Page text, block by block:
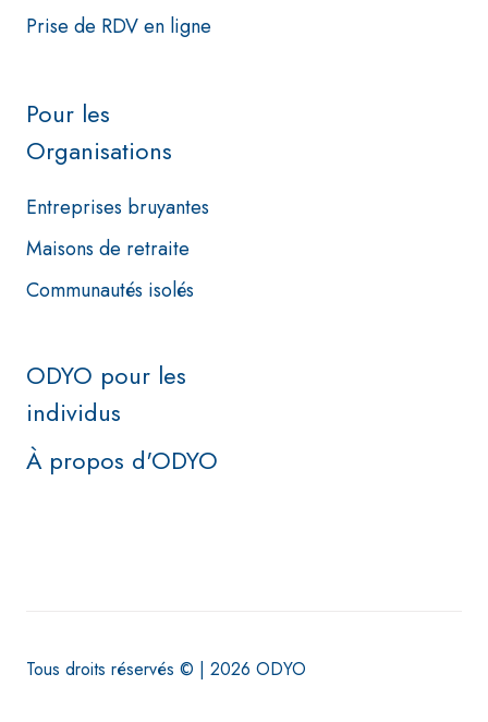
Prise de RDV en ligne
Pour les
Organisations
Entreprises bruyantes
Maisons de retraite
Communautés isolés
ODYO pour les
individus
À propos d'ODYO
Tous droits réservés © | 2026 ODYO